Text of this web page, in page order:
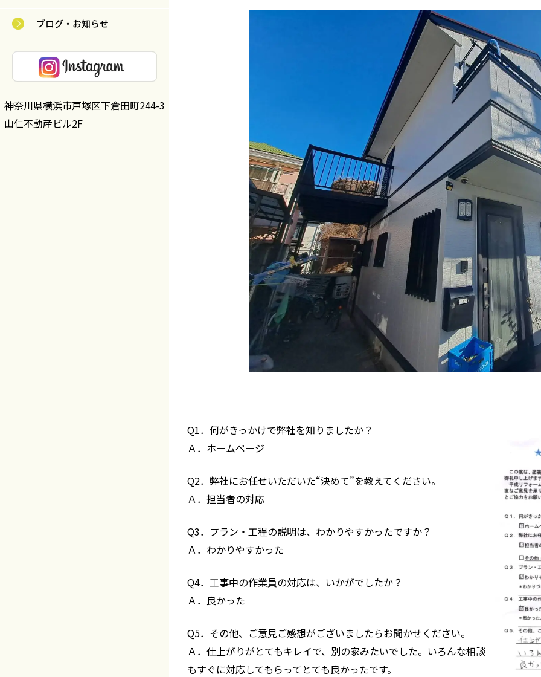
ブログ・お知らせ
神奈川県横浜市戸塚区下倉田町244-3
山仁不動産ビル2F
Q1．何がきっかけで弊社を知りましたか？
Ａ．ホームページ
Q2．弊社にお任せいただいた“決めて”を教えてください。
Ａ．担当者の対応
Q3．プラン・工程の説明は、わかりやすかったですか？
Ａ．わかりやすかった
Q4．工事中の作業員の対応は、いかがでしたか？
Ａ．良かった
Q5．その他、ご意見ご感想がございましたらお聞かせください。
Ａ．仕上がりがとてもキレイで、別の家みたいでした。いろんな相談
もすぐに対応してもらってとても良かったです。